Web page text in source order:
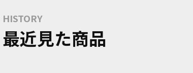
HISTORY
最近見た商品